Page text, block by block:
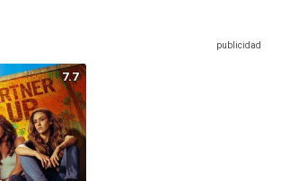
7.7